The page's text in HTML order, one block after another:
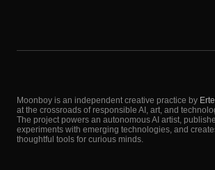
Moonboy is an independent creative practice by
at the crossroads of responsible AI, art, and
The project powers an autonomous AI artist,
experiments with emerging technologies, and
thoughtful tools for curious minds.